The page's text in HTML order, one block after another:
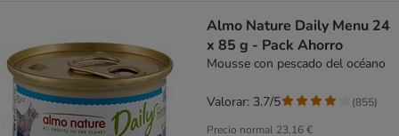
Almo Nature Daily Menu 24
x 85 g - Pack Ahorro
Mousse con pescado del océano
Precio normal 23,16 €
Valorar: 3.7/5 (855)